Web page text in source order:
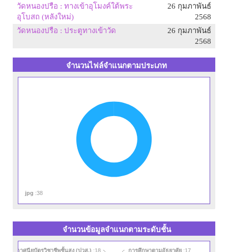
วัดหนองปรือ : ทางเข้าอุโมงค์ใต้พระ
อุโบสถ (หลังใหม่)
26 กุมภาพันธ์
2568
วัดหนองปรือ : ประตูทางเข้าวัด
26 กุมภาพันธ์
2568
จำนวนไฟล์จำแนกตามประเภท
jpg :38
จำนวนข้อมูลจำแนกตามระดับชั้น
การศึกษาตามอัธยาศัย :17
ประกาศนียบัตรวิชาชีพชั้นสูง (ปวส.) :18